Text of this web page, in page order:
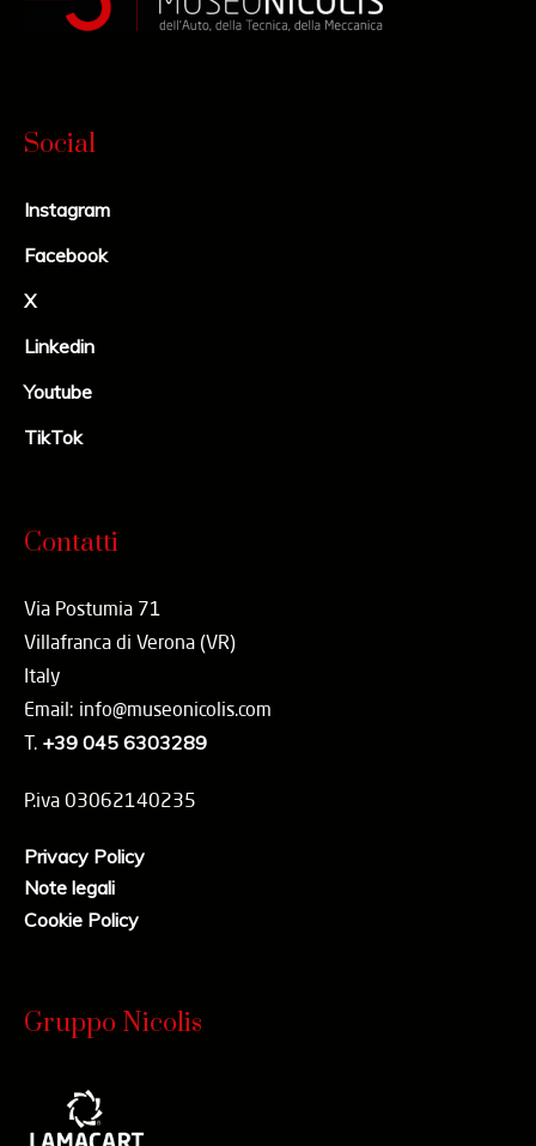
Social
Instagram
Facebook
X
Linkedin
Youtube
TikTok
Contatti
Via Postumia 71
Villafranca di Verona (VR)
Italy
Email: info@museonicolis.com
T. +39 045 6303289
P.iva 03062140235
Privacy Policy
Note legali
Cookie Policy
Gruppo Nicolis